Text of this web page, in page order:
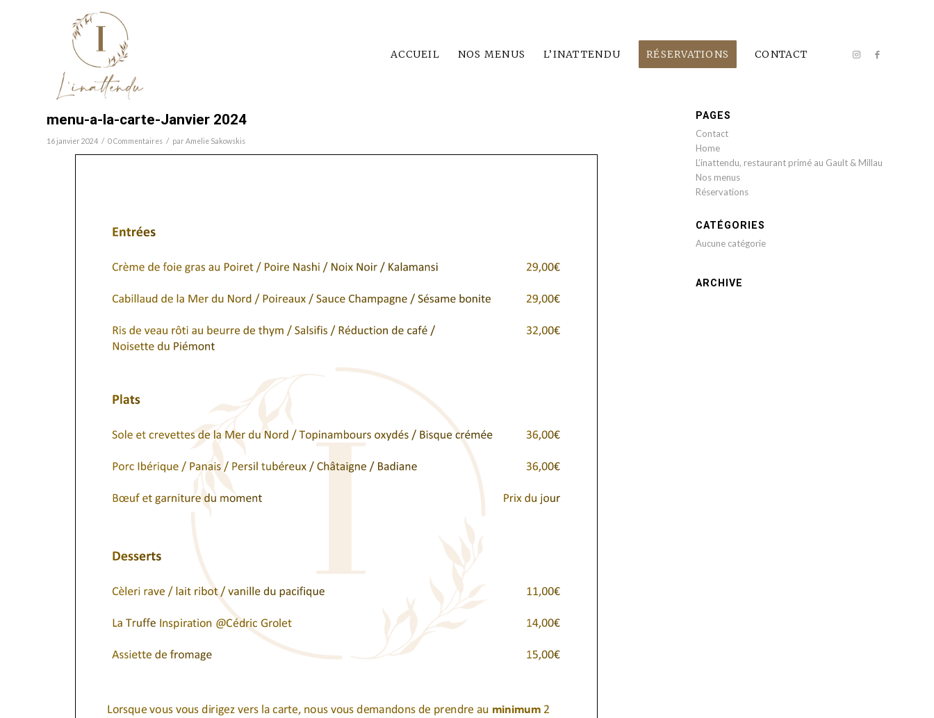
ACCUEIL NOS MENUS L’INATTENDU RÉSERVATIONS CONTACT
menu-a-la-carte-Janvier 2024
16 janvier 2024 / 0 Commentaires / par Amelie Sakowskis
PAGES
Contact
Home
L’inattendu, restaurant primé au Gault & Millau
Nos menus
Réservations
CATÉGORIES
Aucune catégorie
ARCHIVE